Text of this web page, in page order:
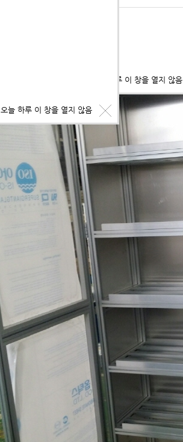
.
오늘 하루 이 창을 열지 않음
오늘 하루 이 창을 열지 않음